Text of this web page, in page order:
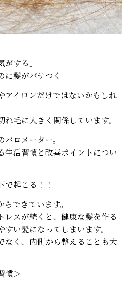
がする」
に髪がパサつく」
アイロンだけではないかもしれ
毛に大きく関係しています。
ロメーター。
生活習慣と改善ポイントについ
で起こる！！
できています。
レスが続くと、健康な髪を作る
い髪になってしまいます。
なく、内側から整えることも大
慣＞